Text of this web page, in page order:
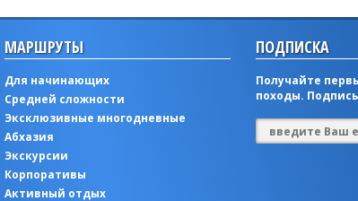
МАРШРУТЫ
Для начинающих
Средней сложности
Эксклюзивные многодневные
Абхазия
Экскурсии
Корпоративы
Активный отдых
ПОДПИСКА
Получайте
походы.